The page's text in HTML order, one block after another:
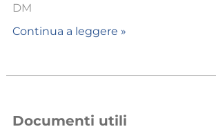
DM
Continua a leggere »
Documenti utili